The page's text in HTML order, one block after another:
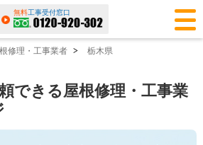
無料工事受付窓口
修理・工事業者 > 栃木県
できる屋根修理・工事業